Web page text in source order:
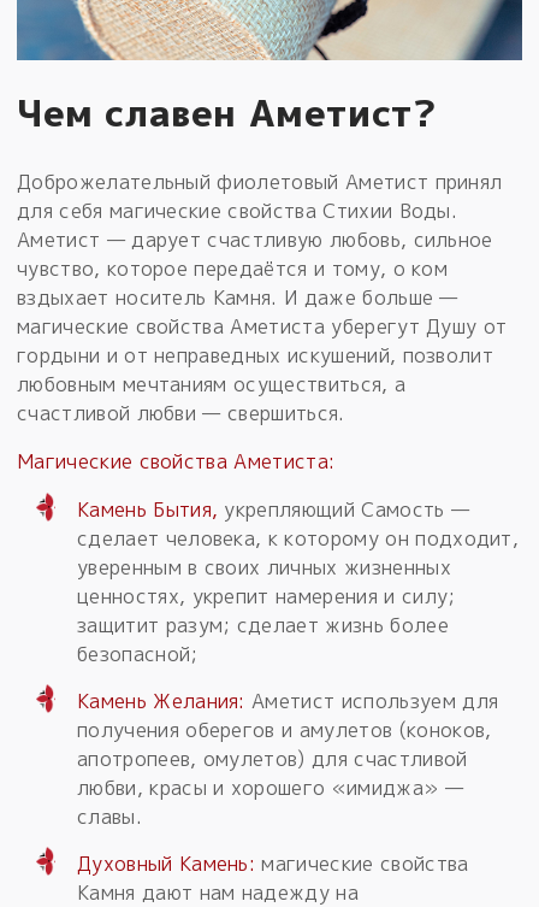
Чем славен Аметист?
Доброжелательный фиолетовый Аметист принял
для себя магические свойства Стихии Воды.
Аметист — дарует счастливую любовь, сильное
чувство, которое передаётся и тому, о ком
вздыхает носитель Камня. И даже больше —
магические свойства Аметиста уберегут Душу от
гордыни и от неправедных искушений, позволит
любовным мечтаниям осуществиться, а
счастливой любви — свершиться.
Магические свойства Аметиста:
Камень Бытия, укрепляющий Самость —
сделает человека, к которому он подходит,
уверенным в своих личных жизненных
ценностях, укрепит намерения и силу;
защитит разум; сделает жизнь более
безопасной;
Камень Желания:Аметист используем для
получения оберегов и амулетов (коноков,
апотропеев, омулетов) для счастливой
любви, красы и хорошего «имиджа» —
славы.
Духовный Камень: магические свойства
Камня дают нам надежду на